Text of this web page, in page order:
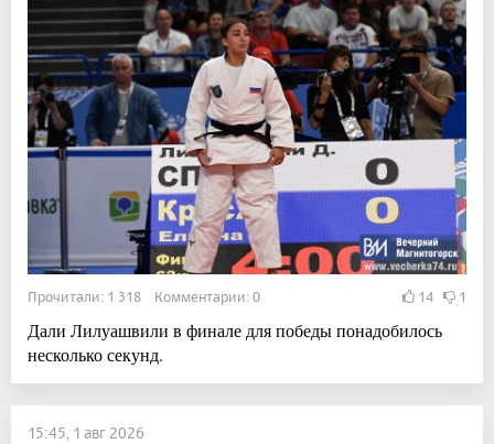
Прочитали: 1 318 Комментарии: 0 14 1
Дали Лилуашвили в финале для победы понадобилось
несколько секунд.
15:45, 1 авг 2026